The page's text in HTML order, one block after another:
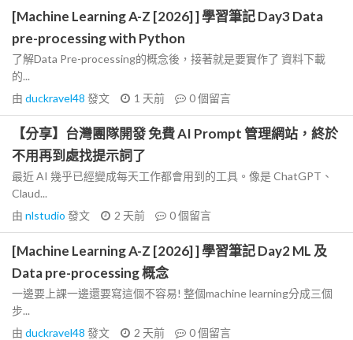
[Machine Learning A-Z [2026] ] 學習筆記 Day3 Data
pre-processing with Python
了解Data Pre-processing的概念後，接著就是要實作了 資料下載
的...
由 duckravel48 發文 1 天前 0個留言
【分享】台灣團隊開發 免費 AI Prompt 管理網站，終於
不用再到處找提示詞了
最近 AI 幾乎已經變成每天工作都會用到的工具。像是 ChatGPT、
Claud...
由 nlstudio 發文 2 天前 0個留言
[Machine Learning A-Z [2026] ] 學習筆記 Day2 ML 及
Data pre-processing 概念
一邊要上課一邊還要寫這個不容易! 整個machine learning分成三個
步...
由 duckravel48 發文 2 天前 0個留言